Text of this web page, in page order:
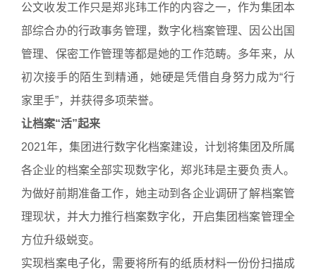
公文收发工作只是郑兆玮工作的内容之一，作为集团本
部综合办的行政事务管理，数字化档案管理、因公出国
管理、保密工作管理等都是她的工作范畴。多年来，从
初次接手的陌生到精通，她硬是凭借自身努力成为“行
家里手”，并获得多项荣誉。
让档案“活”起来
2021年，集团进行数字化档案建设，计划将集团及所属
各企业的档案全部实现数字化，郑兆玮是主要负责人。
为做好前期准备工作，她主动到各企业调研了解档案管
理现状，并大力推行档案数字化，开启集团档案管理全
方位升级蜕变。
实现档案电子化，需要将所有的纸质材料一份份扫描成